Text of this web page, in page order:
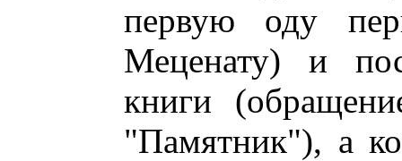
первую оду
Меценату) и
книги
"Памятник"), а